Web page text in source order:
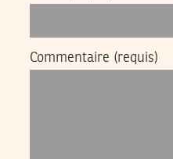
Commentaire (requis)